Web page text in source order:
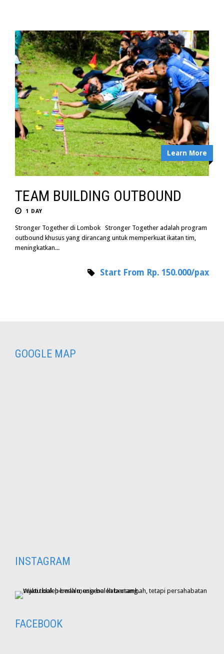
Learn More
TEAM BUILDING OUTBOUND
1 DAY
Stronger Together di Lombok Stronger Together adalah program
outbound khusus yang dirancang untuk memperkuat ikatan tim,
meningkatkan...
Start From Rp. 150.000/pax
GOOGLE MAP
INSTAGRAM
FACEBOOK